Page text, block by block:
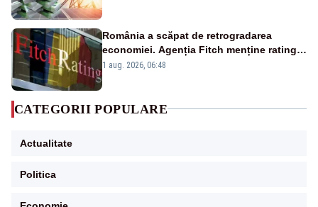
România a scăpat de retrogradarea
economiei. Agenția Fitch menține ratingul
„BBB-” cu perspectivă negativă
1 aug. 2026, 06:48
CATEGORII POPULARE
Actualitate
Politica